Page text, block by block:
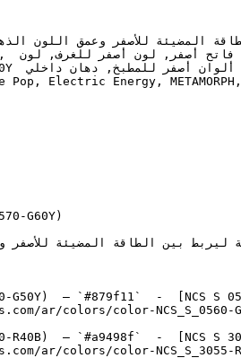
G60Y)
G50Y)  — `#879f11`  -  [NCS S
ar/colors/color-
R40B)  — `#a9498f`  -  [NCS S
ar/colors/color-